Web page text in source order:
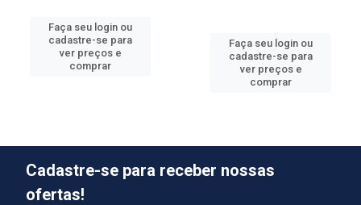
Faça seu login ou
cadastre-se para
ver preços e
comprar
Faça seu login ou
cadastre-se para
ver preços e
comprar
Cadastre-se para receber nossas
ofertas!